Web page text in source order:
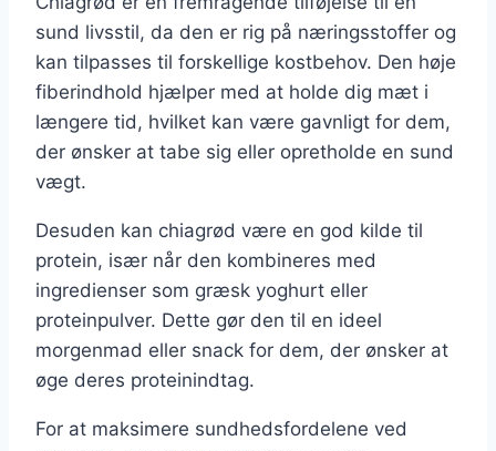
sund livsstil, da den er rig på næringsstoffer og
kan tilpasses til forskellige kostbehov. Den høje
fiberindhold hjælper med at holde dig mæt i
længere tid, hvilket kan være gavnligt for dem,
der ønsker at tabe sig eller opretholde en sund
vægt.
Desuden kan chiagrød være en god kilde til
protein, især når den kombineres med
ingredienser som græsk yoghurt eller
proteinpulver. Dette gør den til en ideel
morgenmad eller snack for dem, der ønsker at
øge deres proteinindtag.
For at maksimere sundhedsfordelene ved